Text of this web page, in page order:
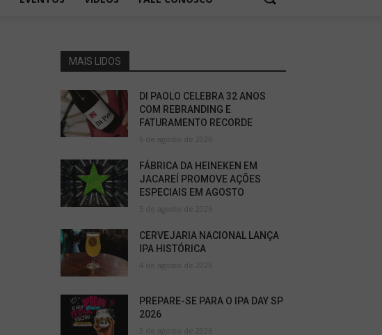
MAIS LIDOS
DI PAOLO CELEBRA 32 ANOS
COM REBRANDING E
FATURAMENTO RECORDE
6 de agosto de 2026
FÁBRICA DA HEINEKEN EM
JACAREÍ PROMOVE AÇÕES
ESPECIAIS EM AGOSTO
5 de agosto de 2026
CERVEJARIA NACIONAL LANÇA
IPA HISTÓRICA
4 de agosto de 2026
PREPARE-SE PARA O IPA DAY SP
2026
3 de agosto de 2026